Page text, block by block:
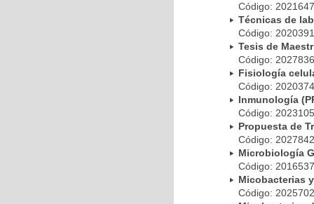
Código:
Técnicas de
Código:
Tesis de
Código:
Fisiología
Código:
Inmunología
Código:
Propuesta de
Código:
Microbiología
Código:
Micobacterias
Código: